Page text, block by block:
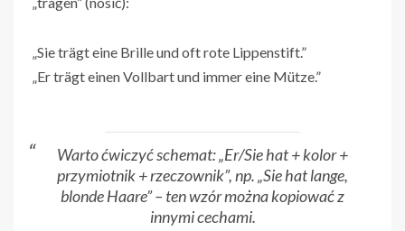
„Sie trägt eine Brille und oft rote Lippenstift.”
„Er trägt einen Vollbart und immer eine Mütze.”
Warto ćwiczyć schemat: „Er/Sie hat + kolor +
przymiotnik + rzeczownik”, np. „Sie hat lange,
blonde Haare” – ten wzór można kopiować z
innymi cechami.